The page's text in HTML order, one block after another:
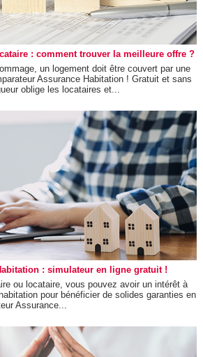
: comment trouver la meilleure offre ?
un logement doit être couvert par une
Assurance Habitation ! Gratuit et sans
oblige les locataires et...
: simulateur en ligne gratuit !
ou locataire, vous pouvez avoir un intérêt à
pour bénéficier de solides garanties en
Assurance...